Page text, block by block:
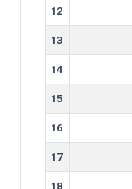
12
13
14
15
16
17
18